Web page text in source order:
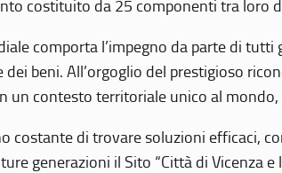
costituito da 25 componenti tra loro
comporta l’impegno da parte di
beni. All’orgoglio del prestigioso
un contesto territoriale unico al
costante di trovare soluzioni efficaci,
generazioni il Sito “Città di Vicenza